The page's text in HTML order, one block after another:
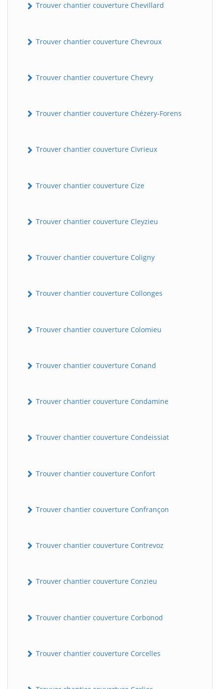
Trouver chantier couverture Chevillard
Trouver chantier couverture Chevroux
Trouver chantier couverture Chevry
Trouver chantier couverture Chézery-Forens
Trouver chantier couverture Civrieux
Trouver chantier couverture Cize
Trouver chantier couverture Cleyzieu
Trouver chantier couverture Coligny
Trouver chantier couverture Collonges
Trouver chantier couverture Colomieu
Trouver chantier couverture Conand
Trouver chantier couverture Condamine
Trouver chantier couverture Condeissiat
Trouver chantier couverture Confort
Trouver chantier couverture Confrançon
Trouver chantier couverture Contrevoz
Trouver chantier couverture Conzieu
Trouver chantier couverture Corbonod
Trouver chantier couverture Corcelles
BatiWebPro